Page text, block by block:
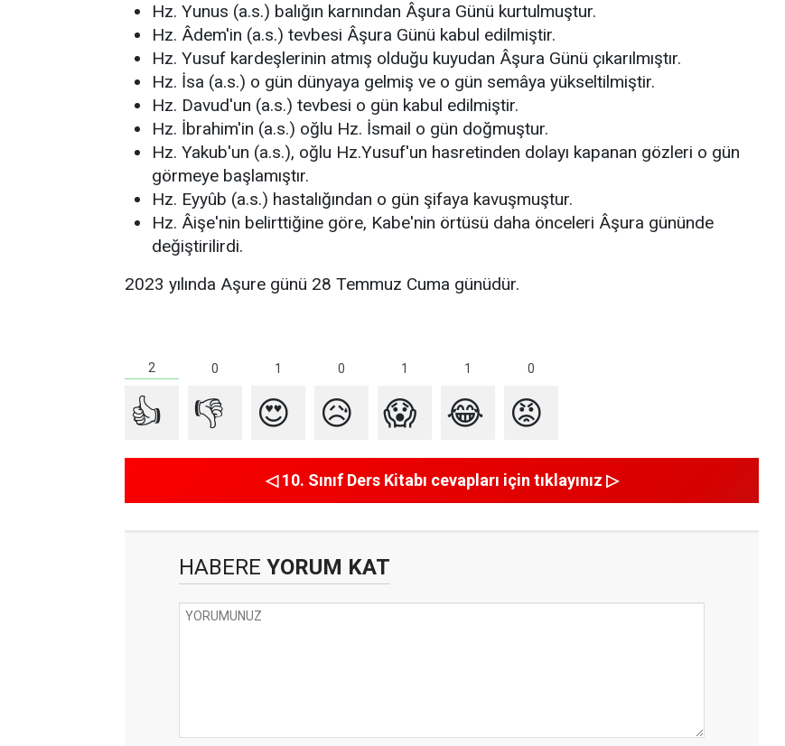
Hz. Yunus (a.s.) balığın karnından Âşura Günü kurtulmuştur.
Hz. Âdem'in (a.s.) tevbesi Âşura Günü kabul edilmiştir.
Hz. Yusuf kardeşlerinin atmış olduğu kuyudan Âşura Günü çıkarılmıştır.
Hz. İsa (a.s.) o gün dünyaya gelmiş ve o gün semâya yükseltilmiştir.
Hz. Davud'un (a.s.) tevbesi o gün kabul edilmiştir.
Hz. İbrahim'in (a.s.) oğlu Hz. İsmail o gün doğmuştur.
Hz. Yakub'un (a.s.), oğlu Hz.Yusuf'un hasretinden dolayı kapanan gözleri o gün
görmeye başlamıştır.
Hz. Eyyûb (a.s.) hastalığından o gün şifaya kavuşmuştur.
Hz. Âişe'nin belirttiğine göre, Kabe'nin örtüsü daha önceleri Âşura gününde
değiştirilirdi.
2023 yılında Aşure günü 28 Temmuz Cuma günüdür.
2 0 1 0 1 1 0
👍 👎 😍 😥 😱 😂 😡
◁ 10. Sınıf Ders Kitabı cevapları için tıklayınız ▷
HABERE YORUM KAT